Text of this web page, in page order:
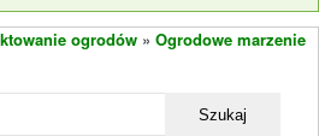
ogrodów » Ogrodowe marzenie
Szukaj